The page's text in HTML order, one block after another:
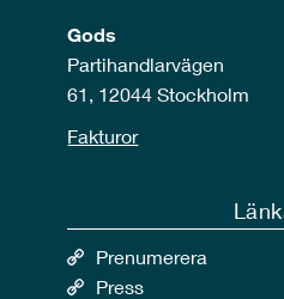
Gods
Partihandlarvägen
61, 12044 Stockholm
Fakturor
Prenumerera
Press